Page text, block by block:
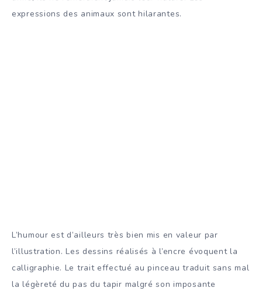
expressions des animaux sont hilarantes.
L’humour est d’ailleurs très bien mis en valeur par
l’illustration. Les dessins réalisés à l’encre évoquent la
calligraphie. Le trait effectué au pinceau traduit sans mal
la légèreté du pas du tapir malgré son imposante